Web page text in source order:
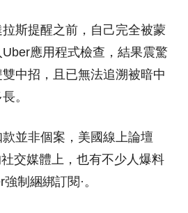
斯提醒之前，自己完全被蒙
應用程式檢查，結果震驚
中招，且已無法追溯被暗中
。
並非個案，美國線上論壇
交媒體上，也有不少人爆料
制綑綁訂閱·。